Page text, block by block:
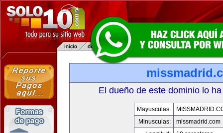
El dueño de este dominio lo
Mayusculas:
Minusculas:
missmadrid.com